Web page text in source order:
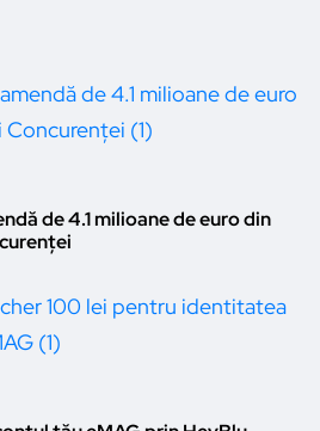
de 4.1 milioane de euro din